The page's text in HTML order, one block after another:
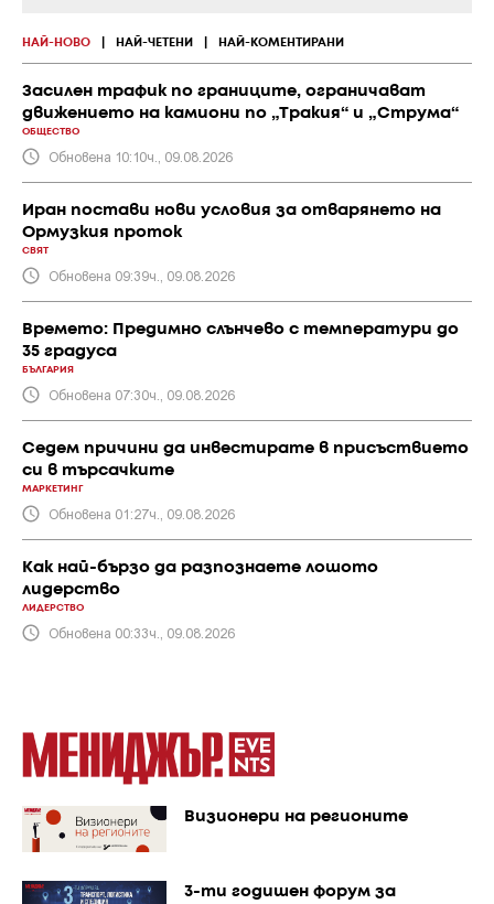
НАЙ-НОВО НАЙ-ЧЕТЕНИ НАЙ-КОМЕНТИРАНИ
Засилен трафик по границите, ограничават
движението на камиони по „Тракия“ и „Струма“
ОБЩЕСТВО
Обновена 10:10ч., 09.08.2026
Иран постави нови условия за отварянето на
Ормузкия проток
СВЯТ
Обновена 09:39ч., 09.08.2026
Времето: Предимно слънчево с температури до
35 градуса
БЪЛГАРИЯ
Обновена 07:30ч., 09.08.2026
Седем причини да инвестирате в присъствието
си в търсачките
МАРКЕТИНГ
Обновена 01:27ч., 09.08.2026
Как най-бързо да разпознаете лошото
лидерство
ЛИДЕРСТВО
Обновена 00:33ч., 09.08.2026
Визионери на регионите
3-ти годишен форум за